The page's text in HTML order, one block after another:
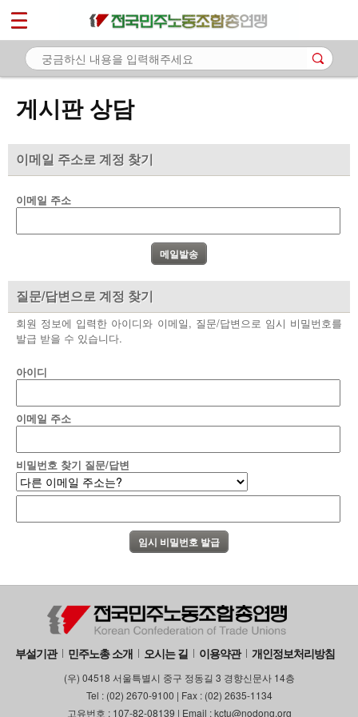
게시판 상담
이메일 주소로 계정 찾기
이메일 주소
질문/답변으로 계정 찾기
회원 정보에 입력한 아이디와 이메일, 질문/답변으로 임시 비밀번호를
발급 받을 수 있습니다.
아이디
이메일 주소
비밀번호 찾기 질문/답변
부설기관 민주노총 소개 오시는 길 이용약관 개인정보처리방침
(우) 04518 서울특별시 중구 정동길 3 경향신문사 14층
Tel : (02) 2670-9100 | Fax : (02) 2635-1134
고유번호 : 107-82-08139 | Email : kctu@nodong.org
마이페이지
소개
노동상담
- 게시판 상담
- 바로보기
- 찾아보기
- 전국 노동상담소 안내
자료
부설기관
업무